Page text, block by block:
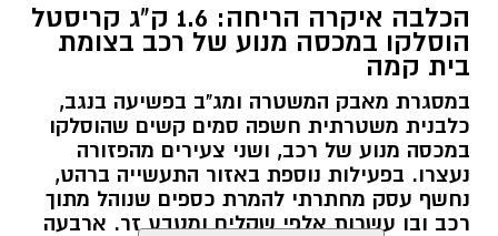
כלבנית משטרתית חשפה סמים קשים שהוסלקו
במכסה מנוע של רכב, ושני צעירים מהפזורה
נעצרו. בפעילות נוספת באזור התעשייה ברהט,
נחשף עסק מחתרתי להמרת כספים שנוהל מתוך
רכב ובו עשרות אלפי שקלים ומטבע זר. ארבעה
חשודים נעצרו בסך הכל.
רותם שרון / 19:00 06.08.26
קרא עוד
אולי יעניין אותך גם